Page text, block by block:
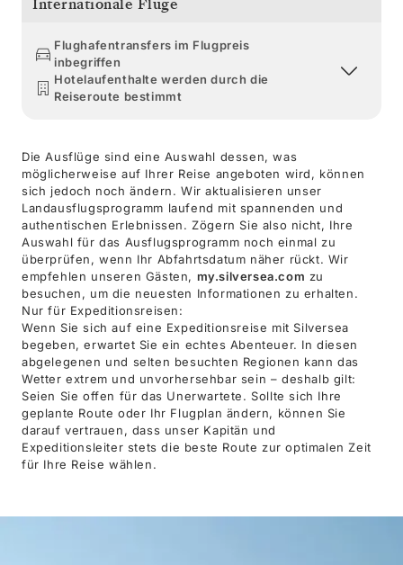
Internationale Flüge
Flughafentransfers im Flugpreis
inbegriffen
Hotelaufenthalte werden durch die
Reiseroute bestimmt
Die Ausflüge sind eine Auswahl dessen, was
möglicherweise auf Ihrer Reise angeboten wird, können
sich jedoch noch ändern. Wir aktualisieren unser
Landausflugsprogramm laufend mit spannenden und
authentischen Erlebnissen. Zögern Sie also nicht, Ihre
Auswahl für das Ausflugsprogramm noch einmal zu
überprüfen, wenn Ihr Abfahrtsdatum näher rückt. Wir
empfehlen unseren Gästen, my.silversea.com zu
besuchen, um die neuesten Informationen zu erhalten.
Nur für Expeditionsreisen:
Wenn Sie sich auf eine Expeditionsreise mit Silversea
begeben, erwartet Sie ein echtes Abenteuer. In diesen
abgelegenen und selten besuchten Regionen kann das
Wetter extrem und unvorhersehbar sein – deshalb gilt:
Seien Sie offen für das Unerwartete. Sollte sich Ihre
geplante Route oder Ihr Flugplan ändern, können Sie
darauf vertrauen, dass unser Kapitän und
Expeditionsleiter stets die beste Route zur optimalen Zeit
für Ihre Reise wählen.